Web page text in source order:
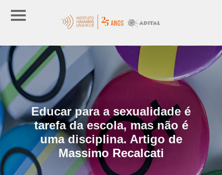
Educar para a sexualidade é
tarefa da escola, mas não é
uma disciplina. Artigo de
Massimo Recalcati